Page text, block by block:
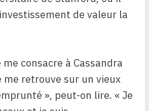
de valeur la
consacre à Cassandra
me retrouve sur un vieux
», peut-on lire. « Je